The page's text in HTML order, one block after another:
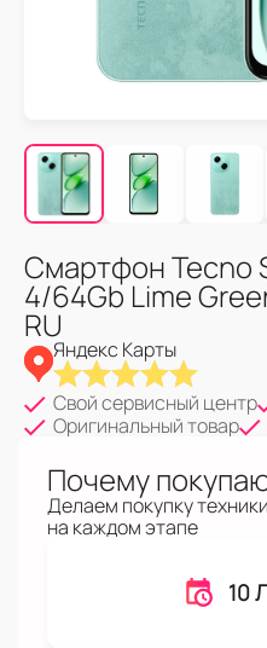
Смартфон Tecno
4/64Gb Lime
RU
Яндекс Карты
Свой сервисный центр
Оригинальный товар
Почему
Делаем покупку
на каждом этапе
10